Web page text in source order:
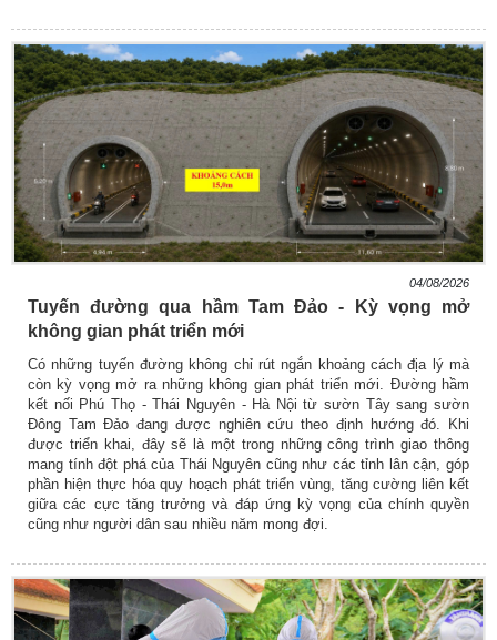
04/08/2026
Tuyến đường qua hầm Tam Đảo - Kỳ vọng mở
không gian phát triển mới
Có những tuyến đường không chỉ rút ngắn khoảng cách địa lý mà
còn kỳ vọng mở ra những không gian phát triển mới. Đường hầm
kết nối Phú Thọ - Thái Nguyên - Hà Nội từ sườn Tây sang sườn
Đông Tam Đảo đang được nghiên cứu theo định hướng đó. Khi
được triển khai, đây sẽ là một trong những công trình giao thông
mang tính đột phá của Thái Nguyên cũng như các tỉnh lân cận, góp
phần hiện thực hóa quy hoạch phát triển vùng, tăng cường liên kết
giữa các cực tăng trưởng và đáp ứng kỳ vọng của chính quyền
cũng như người dân sau nhiều năm mong đợi.